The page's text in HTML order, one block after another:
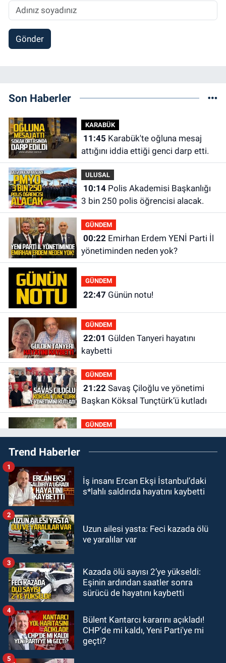
Gönder
Son Haberler
KARABÜK
11:45
attığını iddia ettiği genci darp etti.
ULUSAL
10:14Polis Akademisi Başkanlığı
3 bin 250 polis öğrencisi alacak.
GÜNDEM
00:22Emirhan Erdem YENİ Parti İl
yönetiminden neden yok?
GÜNDEM
22:47 Günün notu!
GÜNDEM
22:01
kaybetti
GÜNDEM
21:22Savaş Çiloğlu ve yönetimi
Başkan Köksal Tunçtürk’ü kutladı
GÜNDEM
21:05Öğretmenlere Milli Eğitim
Bakanlığı'ndan kötü haber
19:34
19:27Çaycuma ırmağında görüldü:
GÜNDEM
19:12
fiyatlarını açıkladı
Trend Haberler
İş insanı Ercan Ekşi İstanbul’daki
s*lahlı saldırıda hayatını kaybetti
1
Uzun ailesi yasta: Feci kazada ölü
ve yaralılar var
2
Kazada ölü sayısı 2’ye yükseldi:
Eşinin ardından saatler sonra
sürücü de hayatını kaybetti
3
Bülent Kantarcı kararını açıkladı!
CHP'de mi kaldı, Yeni Parti'ye mi
geçti?
4
5